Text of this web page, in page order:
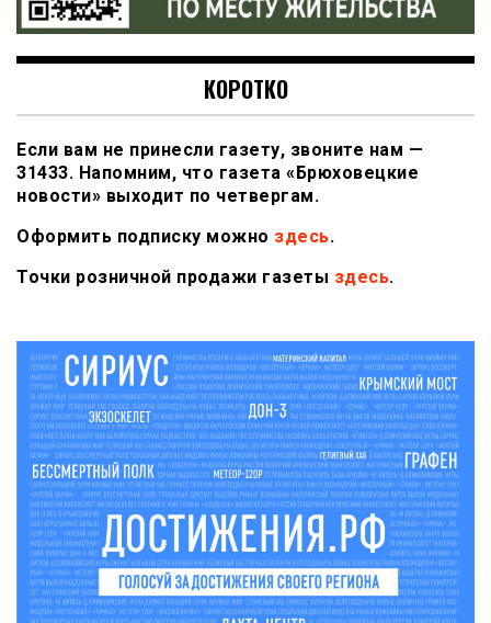
КОРОТКО
Если вам не принесли газету, звоните нам —
31433. Напомним, что газета «Брюховецкие
новости» выходит по четвергам.
Оформить подписку можно здесь.
Точки розничной продажи газеты здесь.